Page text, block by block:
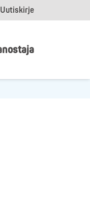
Uutiskirje